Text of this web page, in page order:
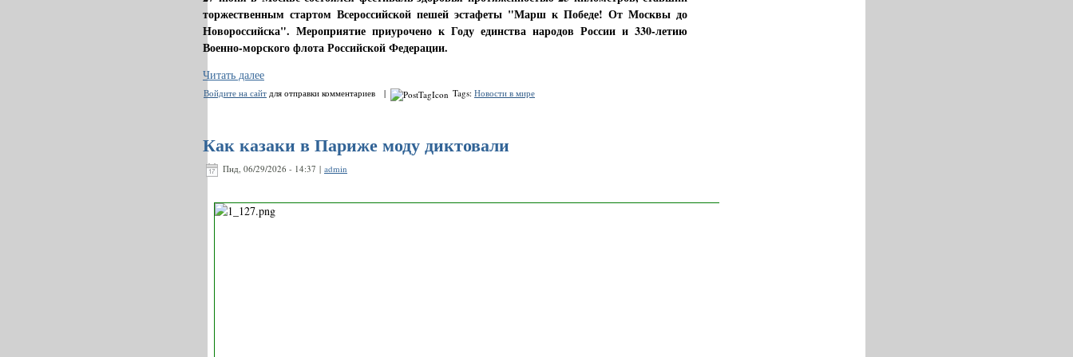
торжественным стартом Всероссийской пешей эстафеты "Марш к Победе! От Москвы до
Новороссийска". Мероприятие приурочено к Году единства народов России и 330-летию
Военно-морского флота Российской Федерации.
Читать далее
Войдите на сайт для отправки комментариев | Tags: Новости в мире
Как казаки в Париже моду диктовали
Пнд, 06/29/2026 - 14:37 | admin